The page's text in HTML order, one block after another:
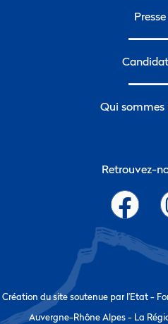
Retrouvez-
Presse
Qui sommes
Création du site soutenue par l’Etat -
Auvergne-Rhône Alpes - La